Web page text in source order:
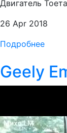
Двигатель
26 Apr 2018
Подробнее
Geely